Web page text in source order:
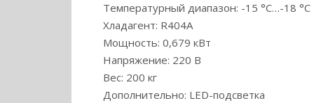
Температурный диапазон: -15 °C…-18 °C
Хладагент: R404А
Мощность: 0,679 кВт
Напряжение: 220 В
Вес: 200 кг
Дополнительно: LED-подсветка